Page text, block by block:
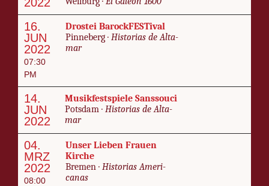
16.
JUN
2022
07:30
PM
Drostei Barock­FES­Ti­val
Pin­neberg · His­to­rias de Al­ta­
mar
14.
JUN
2022
Musik­fest­spiele Sanssouci
Pots­dam · His­to­rias de Al­ta­
mar
04.
MRZ
2022
08:00
Unser Lieben Frauen
Kirche
Bre­men · His­to­rias Amer­i­
canas